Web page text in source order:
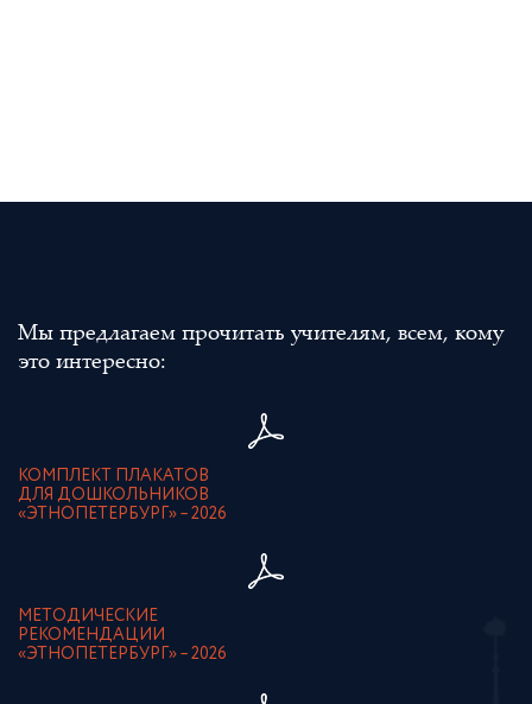
Мы предлагаем прочитать учителям, всем, кому
это интересно:
КОМПЛЕКТ ПЛАКАТОВ
ДЛЯ ДОШКОЛЬНИКОВ
«ЭТНОПЕТЕРБУРГ» – 2026
МЕТОДИЧЕСКИЕ
РЕКОМЕНДАЦИИ
«ЭТНОПЕТЕРБУРГ» – 2026